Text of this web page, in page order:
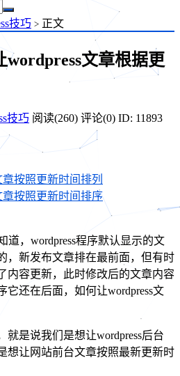
技巧 > 正文
wordpress文章根据更
技巧 阅读(260) 评论(0) ID: 11893
章按照更新时间排列
章按照更新时间排序
道，wordpress程序默认显示的文
，新发布文章排在最前面，但有时
内容更新，此时修改后的文章内容
还在后面，如何让wordpress文
是说我们是想让wordpress后台
想让网站前台文章按照最新更新时